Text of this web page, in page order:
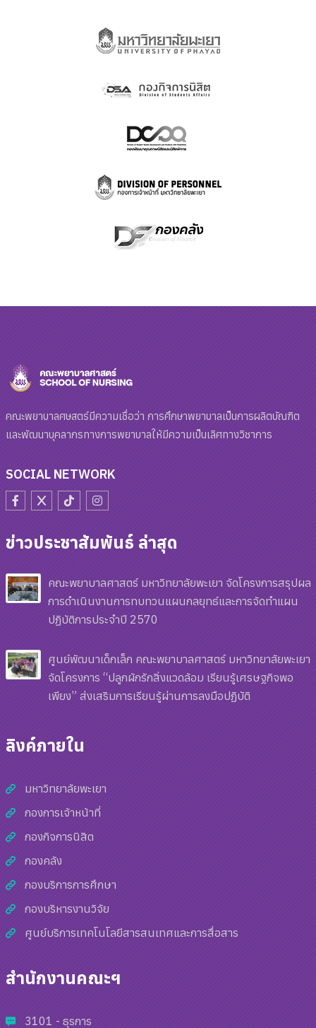
คณะพยาบาลศษสตร์มีความเชื่อว่า การศึกษาพยาบาลเป็นการผลิตบัณฑิต
และพัฒนาบุคลากรทางการพยาบาลให้มีความเป็นเลิศทางวิชาการ
SOCIAL NETWORK
ข่าวประชาสัมพันธ์ ล่าสุด
คณะพยาบาลศาสตร์ มหาวิทยาลัยพะเยา จัดโครงการสรุปผล
การดำเนินงานการทบทวนแผนกลยุทธ์และการจัดทำแผน
ปฏิบัติการประจำปี 2570
ศูนย์พัฒนาเด็กเล็ก คณะพยาบาลศาสตร์ มหาวิทยาลัยพะเยา
จัดโครงการ “ปลูกผักรักสิ่งแวดล้อม เรียนรู้เศรษฐกิจพอ
เพียง” ส่งเสริมการเรียนรู้ผ่านการลงมือปฏิบัติ
ลิงค์ภายใน
มหาวิทยาลัยพะเยา
กองการเจ้าหน้าที่
กองกิจการนิสิต
กองคลัง
กองบริการการศึกษา
กองบริหารงานวิจัย
ศูนย์บริการเทคโนโลยีสารสนเทศและการสื่อสาร
สำนักงานคณะฯ
3101 - ธุรการ